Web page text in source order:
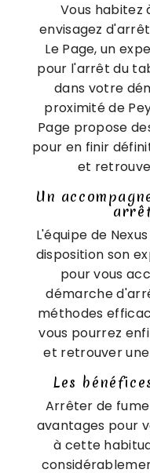
Vous habitez
envisagez
Le Page, un
pour l'arrêt du
dans votre
proximité de
Page propose
pour en finir
et
Un
L'équipe de
disposition son
pour vous
démarche
méthodes
vous pourrez
et retrouver
Les
Arrêter de
avantages pour
à cette